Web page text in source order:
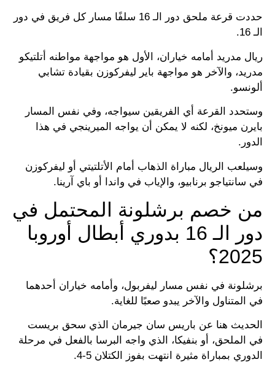
حددت قرعة ملحق دور الـ 16 سلفًا مسار كل فريق في دور
الـ 16.
ريال مدريد أمامه خياران، الأول هو مواجهة مواطنه أتلتيكو
مدريد، والآخر هو مواجهة باير ليفركوزن بقيادة تشابي
ألونسو.
وستحدد القرعة أي الفريقين سيواجه، وفي نفس المسار
بايرن ميونخ، لكنه لا يمكن أن يواجه الميرينجي في هذا
الدور.
وسيلعب الريال مباراة الذهاب أمام الأتلتيتي أو ليفركوزن
في سانتياجو برنابيو، والإياب في واندا أو باي آرينا.
من خصم برشلونة المحتمل في
دور الـ 16 بدوري أبطال أوروبا
2025؟
برشلونة في نفس مسار ليفربول، وأمامه خياران أحدهما
في المتناول والآخر يبدو صعبًا للغاية.
الحديث هنا عن باريس سان جيرمان الذي سحق بريست
في الملحق، أو بنفيكا، الذي واجه البرسا بالفعل في مرحلة
الدوري بمباراة مثيرة انتهت بفوز الكتلان 5-4.